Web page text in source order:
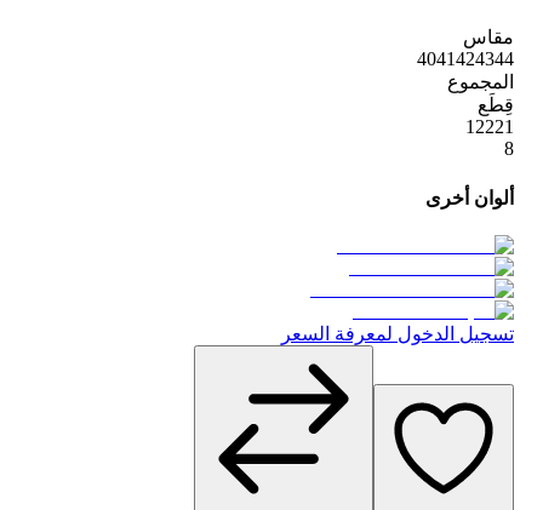
مقاس
4041424344
المجموع
قِطَع
12221
8
ألوان أخرى
تسجيل الدخول لمعرفة السعر